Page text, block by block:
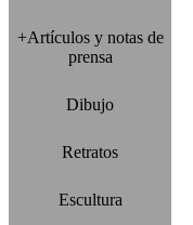
+Artículos y notas de
prensa
Dibujo
Retratos
Escultura